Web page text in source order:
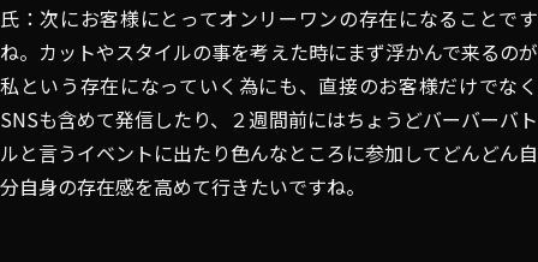
氏：次にお客様にとってオンリーワンの存在になることです
ね。カットやスタイルの事を考えた時にまず浮かんで来るのが
私という存在になっていく為にも、直接のお客様だけでなく
SNSも含めて発信したり、２週間前にはちょうどバーバーバト
ルと言うイベントに出たり色んなところに参加してどんどん自
分自身の存在感を高めて行きたいですね。